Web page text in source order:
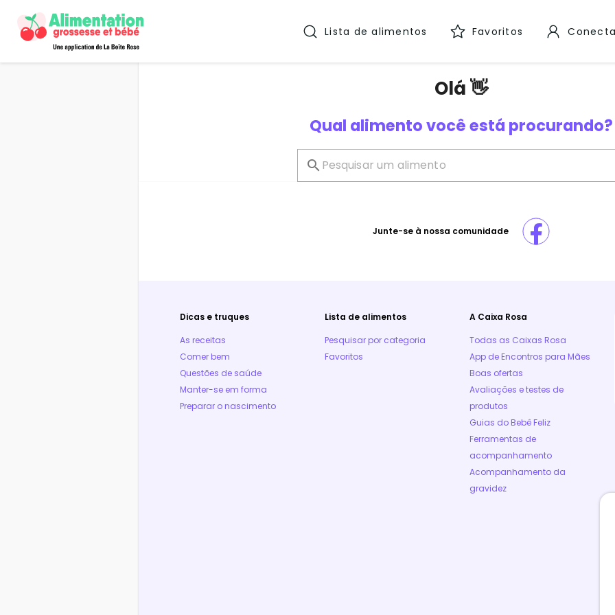
Lista de alimentos Favoritos
Olá 👋
Qual alimento você está procurando?
Junte-se à nossa comunidade
Dicas e truques
As receitas
Comer bem
Questões de saúde
Manter-se em forma
Preparar o nascimento
Lista de alimentos
Pesquisar por categoria
Favoritos
A Caixa Rosa
Todas as Caixas Rosa
App de Encontros para Mães
Boas ofertas
Avaliações e testes de
produtos
Guias do Bebê Feliz
Ferramentas de
acompanhamento
Acompanhamento da
gravidez